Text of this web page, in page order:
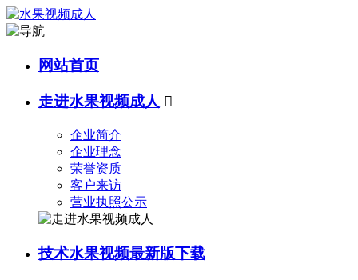
网站首页
走进水果视频成人 
企业简介
企业理念
荣誉资质
客户来访
营业执照公示
技术水果视频最新版下载